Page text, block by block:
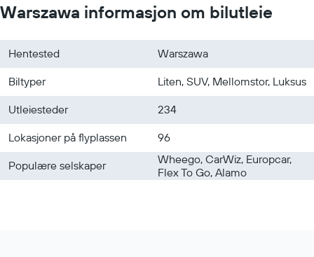
Warszawa informasjon om bilutleie
Hentested
Warszawa
Biltyper
Liten, SUV, Mellomstor, Luksus
Utleiesteder
234
Lokasjoner på flyplassen
96
Populære selskaper
Wheego, CarWiz, Europcar,
Flex To Go, Alamo